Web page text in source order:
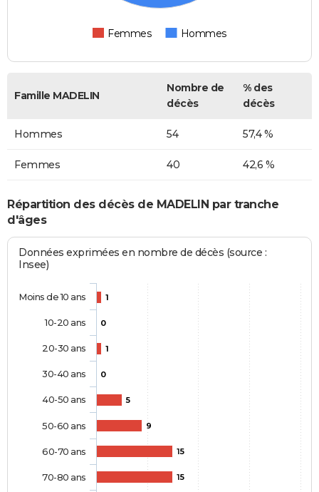
Femmes Hommes
Famille MADELIN
Nombre de
décès
% des
décès
Hommes 54 57,4 %
Femmes 40 42,6 %
Répartition des décès de MADELIN par tranche
d'âges
Données exprimées en nombre de décès (source :
Insee)
1
0
1
0
5
9
15
15
Moins de 10 ans
10-20 ans
20-30 ans
30-40 ans
40-50 ans
50-60 ans
60-70 ans
70-80 ans